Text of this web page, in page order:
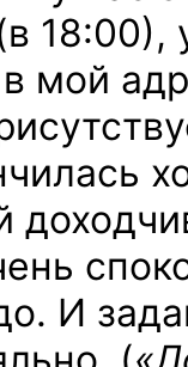
18:00),
мой
И